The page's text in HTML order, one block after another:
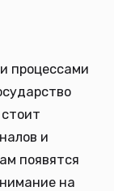
процессами
и
появятся
на